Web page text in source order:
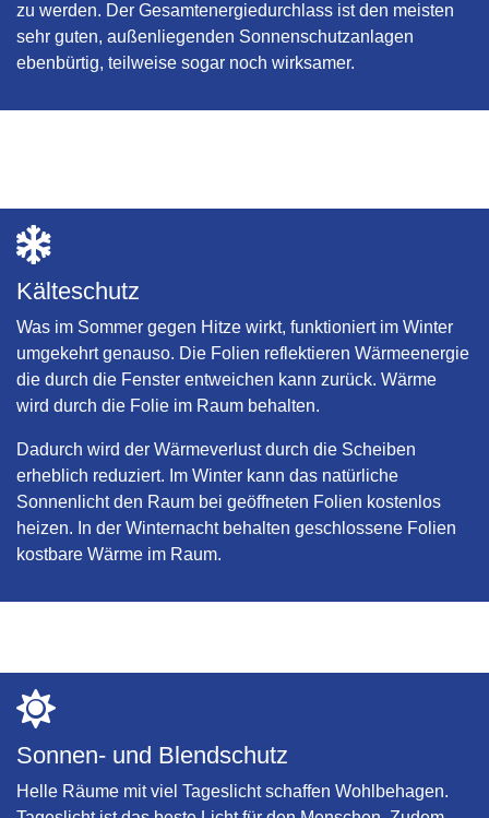
zu werden. Der Gesamtenergiedurchlass ist den meisten
sehr guten, außenliegenden Sonnenschutzanlagen
ebenbürtig, teilweise sogar noch wirksamer.
Kälteschutz
Was im Sommer gegen Hitze wirkt, funktioniert im Winter
umgekehrt genauso. Die Folien reflektieren Wärmeenergie
die durch die Fenster entweichen kann zurück. Wärme
wird durch die Folie im Raum behalten.
Dadurch wird der Wärmeverlust durch die Scheiben
erheblich reduziert. Im Winter kann das natürliche
Sonnenlicht den Raum bei geöffneten Folien kostenlos
heizen. In der Winternacht behalten geschlossene Folien
kostbare Wärme im Raum.
Sonnen- und Blendschutz
Helle Räume mit viel Tageslicht schaffen Wohlbehagen.